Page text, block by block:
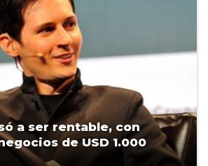
a ser rentable, con
de USD 1.000